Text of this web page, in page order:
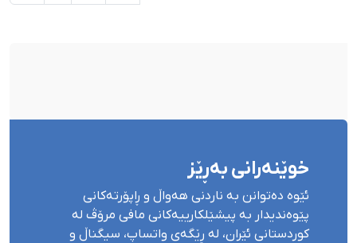
خوێنەرانی بەڕێز
ئێوە دەتوانن بە ناردنی هەواڵ و ڕاپۆرتەکانی
پێوەندیدار بە پیشێلکارییەکانی مافی مرۆڤ لە
کوردستانی ئێران، لە ڕێگەی واتساپ، سیگناڵ و